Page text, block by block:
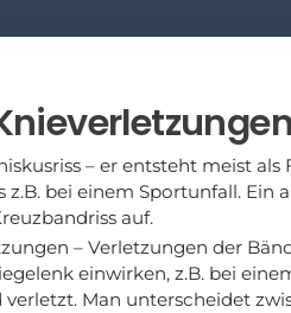
– er entsteht meist
z.B. bei einem Sportunfall.
auf.
– Verletzungen der
einwirken, z.B. bei
verletzt. Man unterscheidet